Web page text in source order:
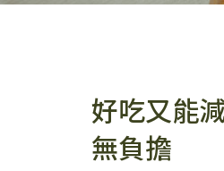
好吃又能
無負擔